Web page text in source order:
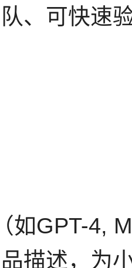
、可快速
如GPT-4,
描述，为